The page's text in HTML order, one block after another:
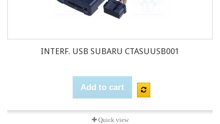
INTERF. USB SUBARU CTASUUSB001
Add to cart
Quick view